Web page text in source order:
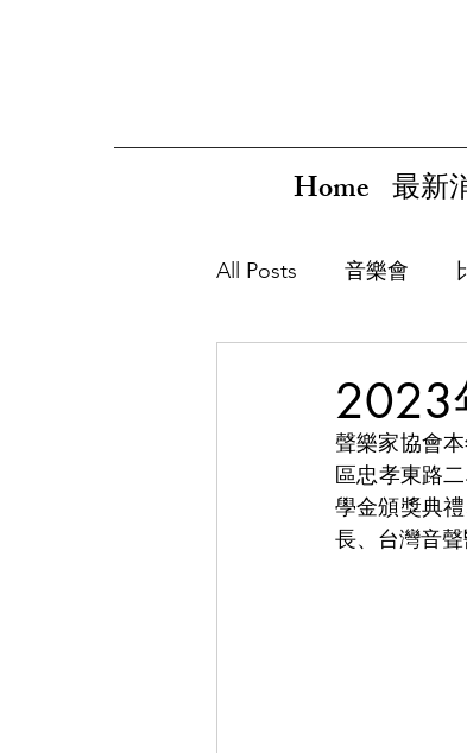
Home 最新
All Posts 音樂會
2023
聲樂家協會
區忠孝東路
學金頒獎典
長、台灣音